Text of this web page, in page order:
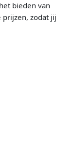
bieden van
prijzen, zodat jij